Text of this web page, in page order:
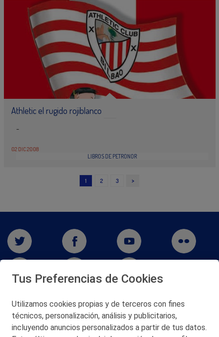
Athletic el rugido rojiblanco
-
02 DIC 2008
LIBROS DE PETRONOR
1 2 3 >
San Martín 5-Edificio Muñatones,
48550 Muskiz (Bizkaia)
Telf. 946 357 000
Tus Preferencias de Cookies
Utilizamos cookies propias y de terceros con fines
técnicos, personalización, análisis y publicitarios,
incluyendo anuncios personalizados a partir de tus datos.